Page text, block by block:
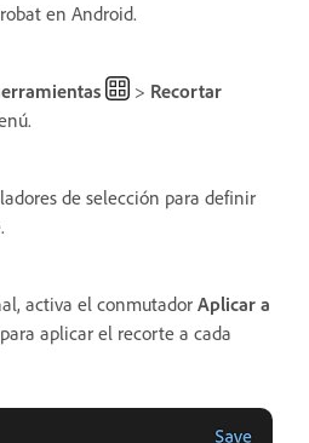
en Android.
> Recortar
de selección para definir
activa el conmutador Aplicar a
para aplicar el recorte a cada